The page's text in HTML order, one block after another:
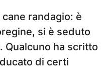
randagio: è
si è seduto
Qualcuno ha scritto
di certi